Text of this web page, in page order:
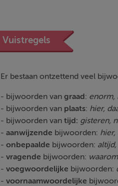
Vuistregels
Er bestaan ontzettend veel
- bijwoorden van graad: enorm,
- bijwoorden van plaats: hier,
- bijwoorden van tijd: gisteren,
- aanwijzende bijwoorden: hier,
- onbepaalde bijwoorden:
- vragende bijwoorden:
- voegwoordelijke bijwoorden:
- voornaamwoordelijke